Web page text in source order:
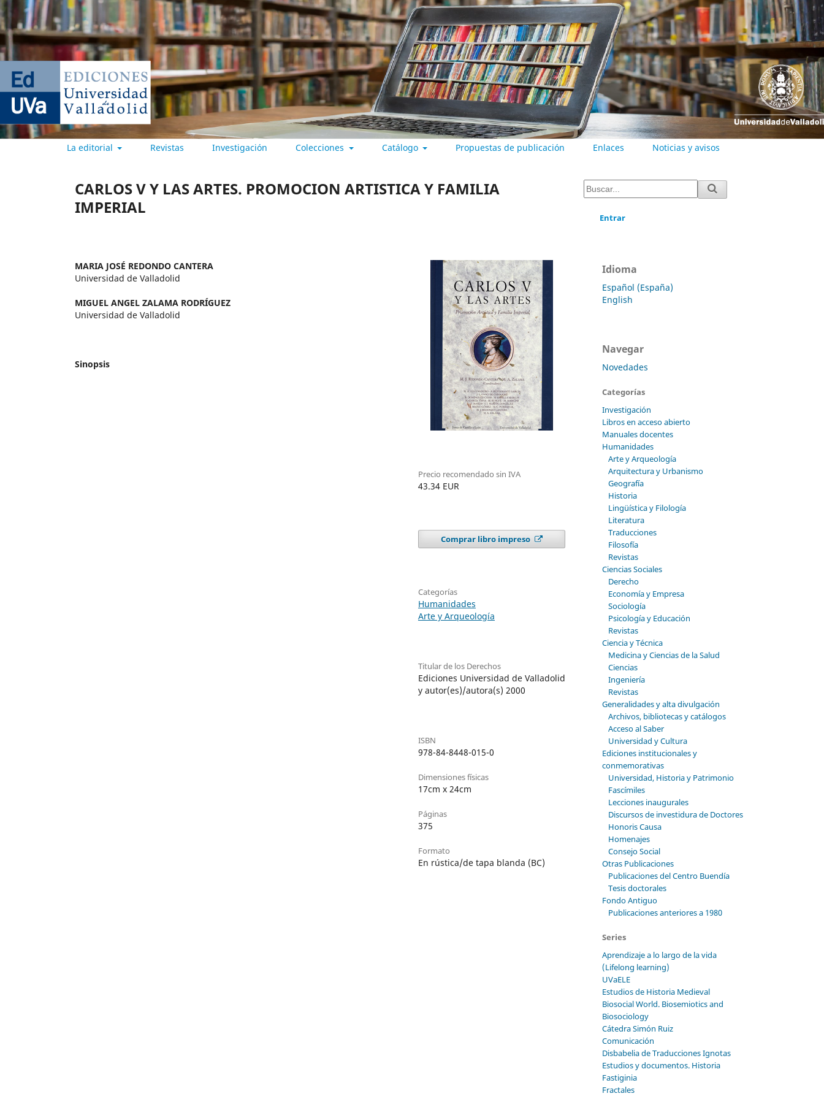
La editorial Revistas Investigación Colecciones Catálogo Propuestas de publicación Enlaces Noticias y avisos
CARLOS V Y LAS ARTES. PROMOCION ARTISTICA Y FAMILIA
IMPERIAL
MARIA JOSÉ REDONDO CANTERA
Universidad de Valladolid
MIGUEL ANGEL ZALAMA RODRÍGUEZ
Universidad de Valladolid
Sinopsis
Precio recomendado sin IVA
43.34 EUR
Comprar libro impreso
Categorías
Humanidades
Arte y Arqueología
Titular de los Derechos
Ediciones Universidad de Valladolid
y autor(es)/autora(s) 2000
ISBN
978-84-8448-015-0
Dimensiones físicas
17cm x 24cm
Páginas
375
Formato
En rústica/de tapa blanda (BC)
Entrar
Idioma
Español (España)
English
Navegar
Novedades
Categorías
Investigación
Libros en acceso abierto
Manuales docentes
Humanidades
Arte y Arqueología
Arquitectura y Urbanismo
Geografía
Historia
Lingüística y Filología
Literatura
Traducciones
Filosofía
Revistas
Ciencias Sociales
Derecho
Economía y Empresa
Sociología
Psicología y Educación
Revistas
Ciencia y Técnica
Medicina y Ciencias de la Salud
Ciencias
Ingeniería
Revistas
Generalidades y alta divulgación
Archivos, bibliotecas y catálogos
Acceso al Saber
Universidad y Cultura
Ediciones institucionales y
conmemorativas
Universidad, Historia y Patrimonio
Fascímiles
Lecciones inaugurales
Discursos de investidura de Doctores
Honoris Causa
Homenajes
Consejo Social
Otras Publicaciones
Publicaciones del Centro Buendía
Tesis doctorales
Fondo Antiguo
Publicaciones anteriores a 1980
Series
Aprendizaje a lo largo de la vida
(Lifelong learning)
UVaELE
Estudios de Historia Medieval
Biosocial World. Biosemiotics and
Biosociology
Cátedra Simón Ruiz
Comunicación
Disbabelia de Traducciones Ignotas
Estudios y documentos. Historia
Fastiginia
Fractales